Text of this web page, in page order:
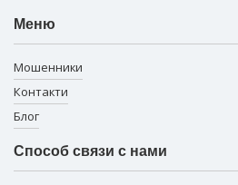
Меню
Мошенники
Контакти
Блог
Способ связи с нами